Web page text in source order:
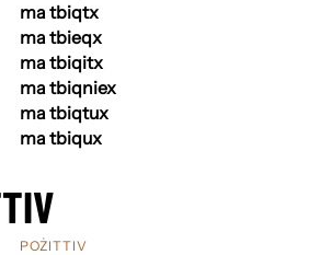
ma tbiqtx
ma tbieqx
ma tbiqitx
ma tbiqniex
ma tbiqtux
ma tbiqux
POŻITTIV